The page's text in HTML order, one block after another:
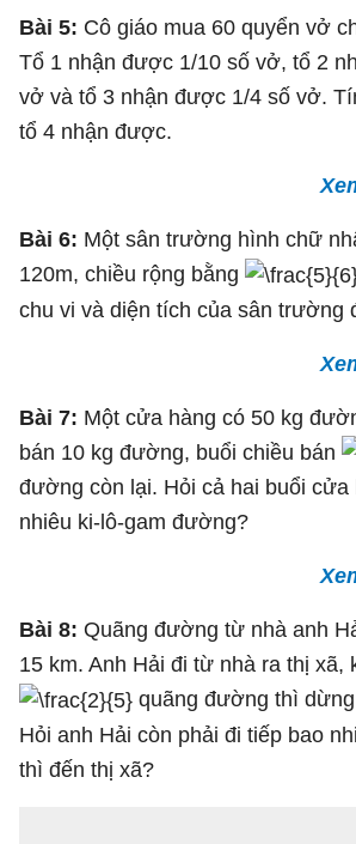
Bài 5: Cô giáo mua 60 quyển vở
Tổ 1 nhận được 1/10 số vở, tổ 2
vở và tổ 3 nhận được 1/4 số vở.
tổ 4 nhận được.
Bài 6: Một sân trường hình chữ
120m, chiều rộng bằng
chu vi và diện tích của sân trường
Bài 7: Một cửa hàng có 50 kg
bán 10 kg đường, buổi chiều bán
đường còn lại. Hỏi cả hai buổi cửa
nhiêu ki-lô-gam đường?
Bài 8: Quãng đường từ nhà anh
15 km. Anh Hải đi từ nhà ra thị xã,
quãng đường thì
Hỏi anh Hải còn phải đi tiếp bao
thì đến thị xã?